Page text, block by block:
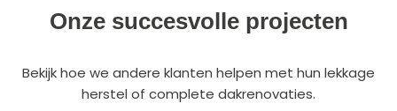
Onze succesvolle projecten
Bekijk hoe we andere klanten helpen met hun lekkage
herstel of complete dakrenovaties.